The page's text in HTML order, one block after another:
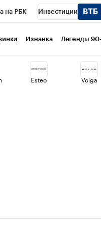
на РБК Инвестиции
проекты Город
рейтинги Франшизы
Изнанка Легенды
Esteo Volga